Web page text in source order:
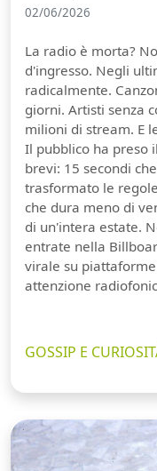
02/06/2026
La radio è morta?
d'ingresso. Negli
radicalmente.
giorni. Artisti senza
milioni di stream. E
Il pubblico ha preso
brevi: 15 secondi
trasformato le
che dura meno di
di un'intera estate.
entrate nella
virale su
attenzione
GOSSIP E